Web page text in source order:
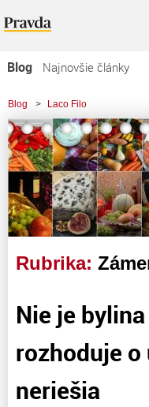
Blog
Najnovšie články
Najčítanejšie články
Najkomentovanejšie články
Zoznam blogov
Komerčné blogy
Blog > Laco Filo
Rubrika:
Nie je
rozhoduje
neriešia